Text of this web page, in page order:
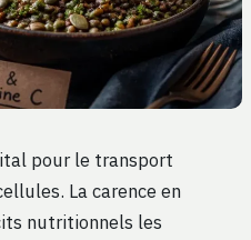
pour le transport
La carence en
nutritionnels les